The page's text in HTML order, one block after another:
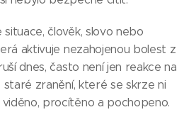
člověk, slovo nebo
aktivuje nezahojenou bolest z
dnes, často není jen reakce na
staré zranění, které se skrze ni
procítěno a pochopeno.